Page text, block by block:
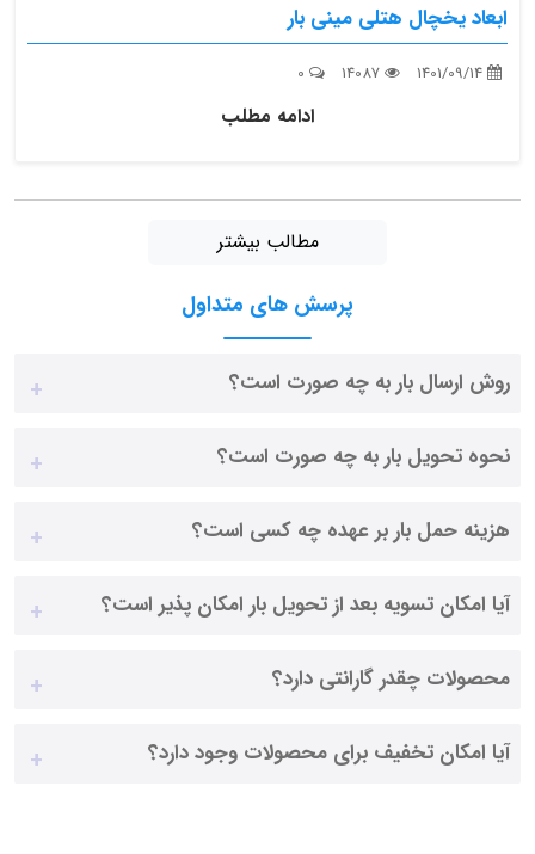
ابعاد یخچال هتلی مینی بار
ادامه مطلب
مطالب بیشتر
پرسش های متداول
روش ارسال بار به چه صورت است؟
نحوه تحویل بار به چه صورت است؟
هزینه حمل بار بر عهده چه کسی است؟
آیا امکان تسویه بعد از تحویل بار امکان پذیر است؟
محصولات چقدر گارانتی دارد؟
آیا امکان تخفیف برای محصولات وجود دارد؟